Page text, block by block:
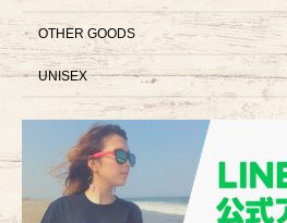
OTHER GOODS
UNISEX